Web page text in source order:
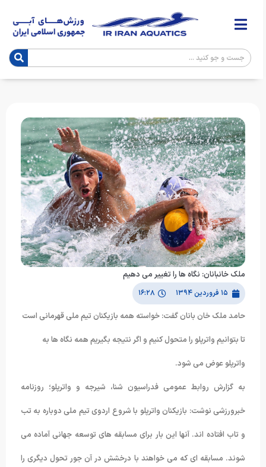
ملک خانبانان: نگاه ها را تغییر می دهیم
۱۵ فروردین ۱۳۹۴ ۱۶:۲۸
حامد ملک خان بانان گفت: خواسته همه بازیکنان تیم ملی قهرمانی است
تا بتوانیم واترپلو را متحول کنیم و اگر نتیجه بگیریم همه نگاه ها به
واترپلو عوض می شود.
به گزارش روابط عمومی فدراسیون شنا، شیرجه و واترپلو؛ روزنامه
خبرورزشی نوشت: بازیکنان واترپلو با شروع اردوی تیم ملی دوباره به تب
و تاب افتاده اند. آنها این بار برای مسابقه های توسعه جهانی آماده می
شوند. مسابقه ای که می خواهند با درخشش در آن جور تحول دیگری را